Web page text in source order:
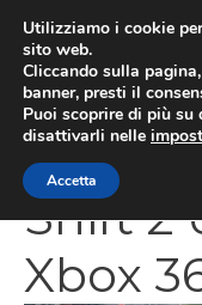
contenuto
Need
Shift 2
Xbox
Utilizziamo i cookie
sito web.
Cliccando sulla
banner, presti il
Puoi scoprire di più
disattivarli nelle
Accetta